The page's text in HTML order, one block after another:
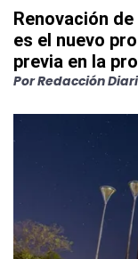
Renovación
es el nuevo
previa en la
PorRedacción